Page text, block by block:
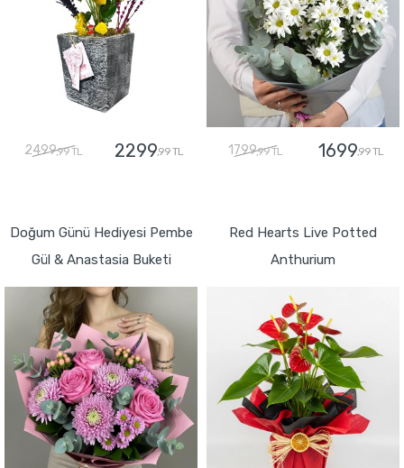
2499,99 TL 2299,99 TL 1799,99 TL 1699,99 TL
Doğum Günü Hediyesi Pembe
Gül & Anastasia Buketi
Red Hearts Live Potted
Anthurium